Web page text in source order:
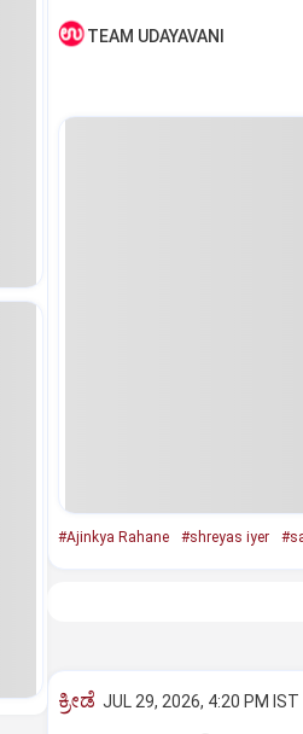
TEAM UDAYAVANI
#Ajinkya Rahane #shreyas iyer
ಕ್ರೀಡೆ JUL 29, 2026, 4:20 PM IST